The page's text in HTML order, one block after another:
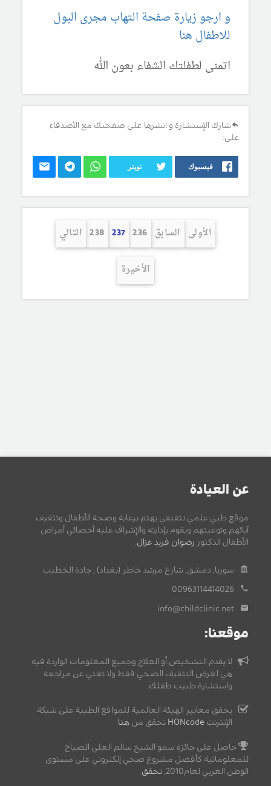
و ارجو زيارة صفحة التهاب مجرى البول
للاطفال هنا
اتمنى لطفلتك الشفاء بعون الله
شارك الإستشارة و انشرها على صفحتك مع الأصدقاء
على:
فيسبوك تويتر
الأولى السابق 236
237
238 التالي
الأخيرة
عن العيادة
موقع طبي علمي تثقيفي يهتم برعاية وصحة الأطفال وتثقيف
آبائهم وتوعيتهم ويقوم بإدارته والإشراف عليه أخصائي أمراض
الأطفال الدكتور رضوان فريد غزال.
سوريا, دمشق, شارع مرشد خاطر (بغداد) , جادة الخطيب.
00963114414026
info@childclinic.net
موقعنا:
لا يقدم التشخيص أو العلاج وجميع المعلومات الواردة فيه
هي لغرض التثقيف الصحي فقط ولا تغني عن مراجعة
واستشارة طبيب طفلك.
يحقق معايير الهيئة العالمية للمواقع الطبية على شبكة
الإنترنت HONcode تحقق من هنا
حاصل على جائزة سمو الشيخ سالم العلي الصباح
للمعلوماتية كأفضل مشروع صحي إلكتروني على مستوى
الوطن العربي لعام2010,
تحقق.